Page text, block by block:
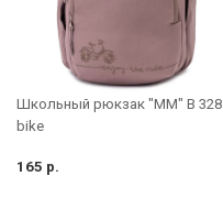
Школьный рюкзак "MM" B 328
bike
165 р.